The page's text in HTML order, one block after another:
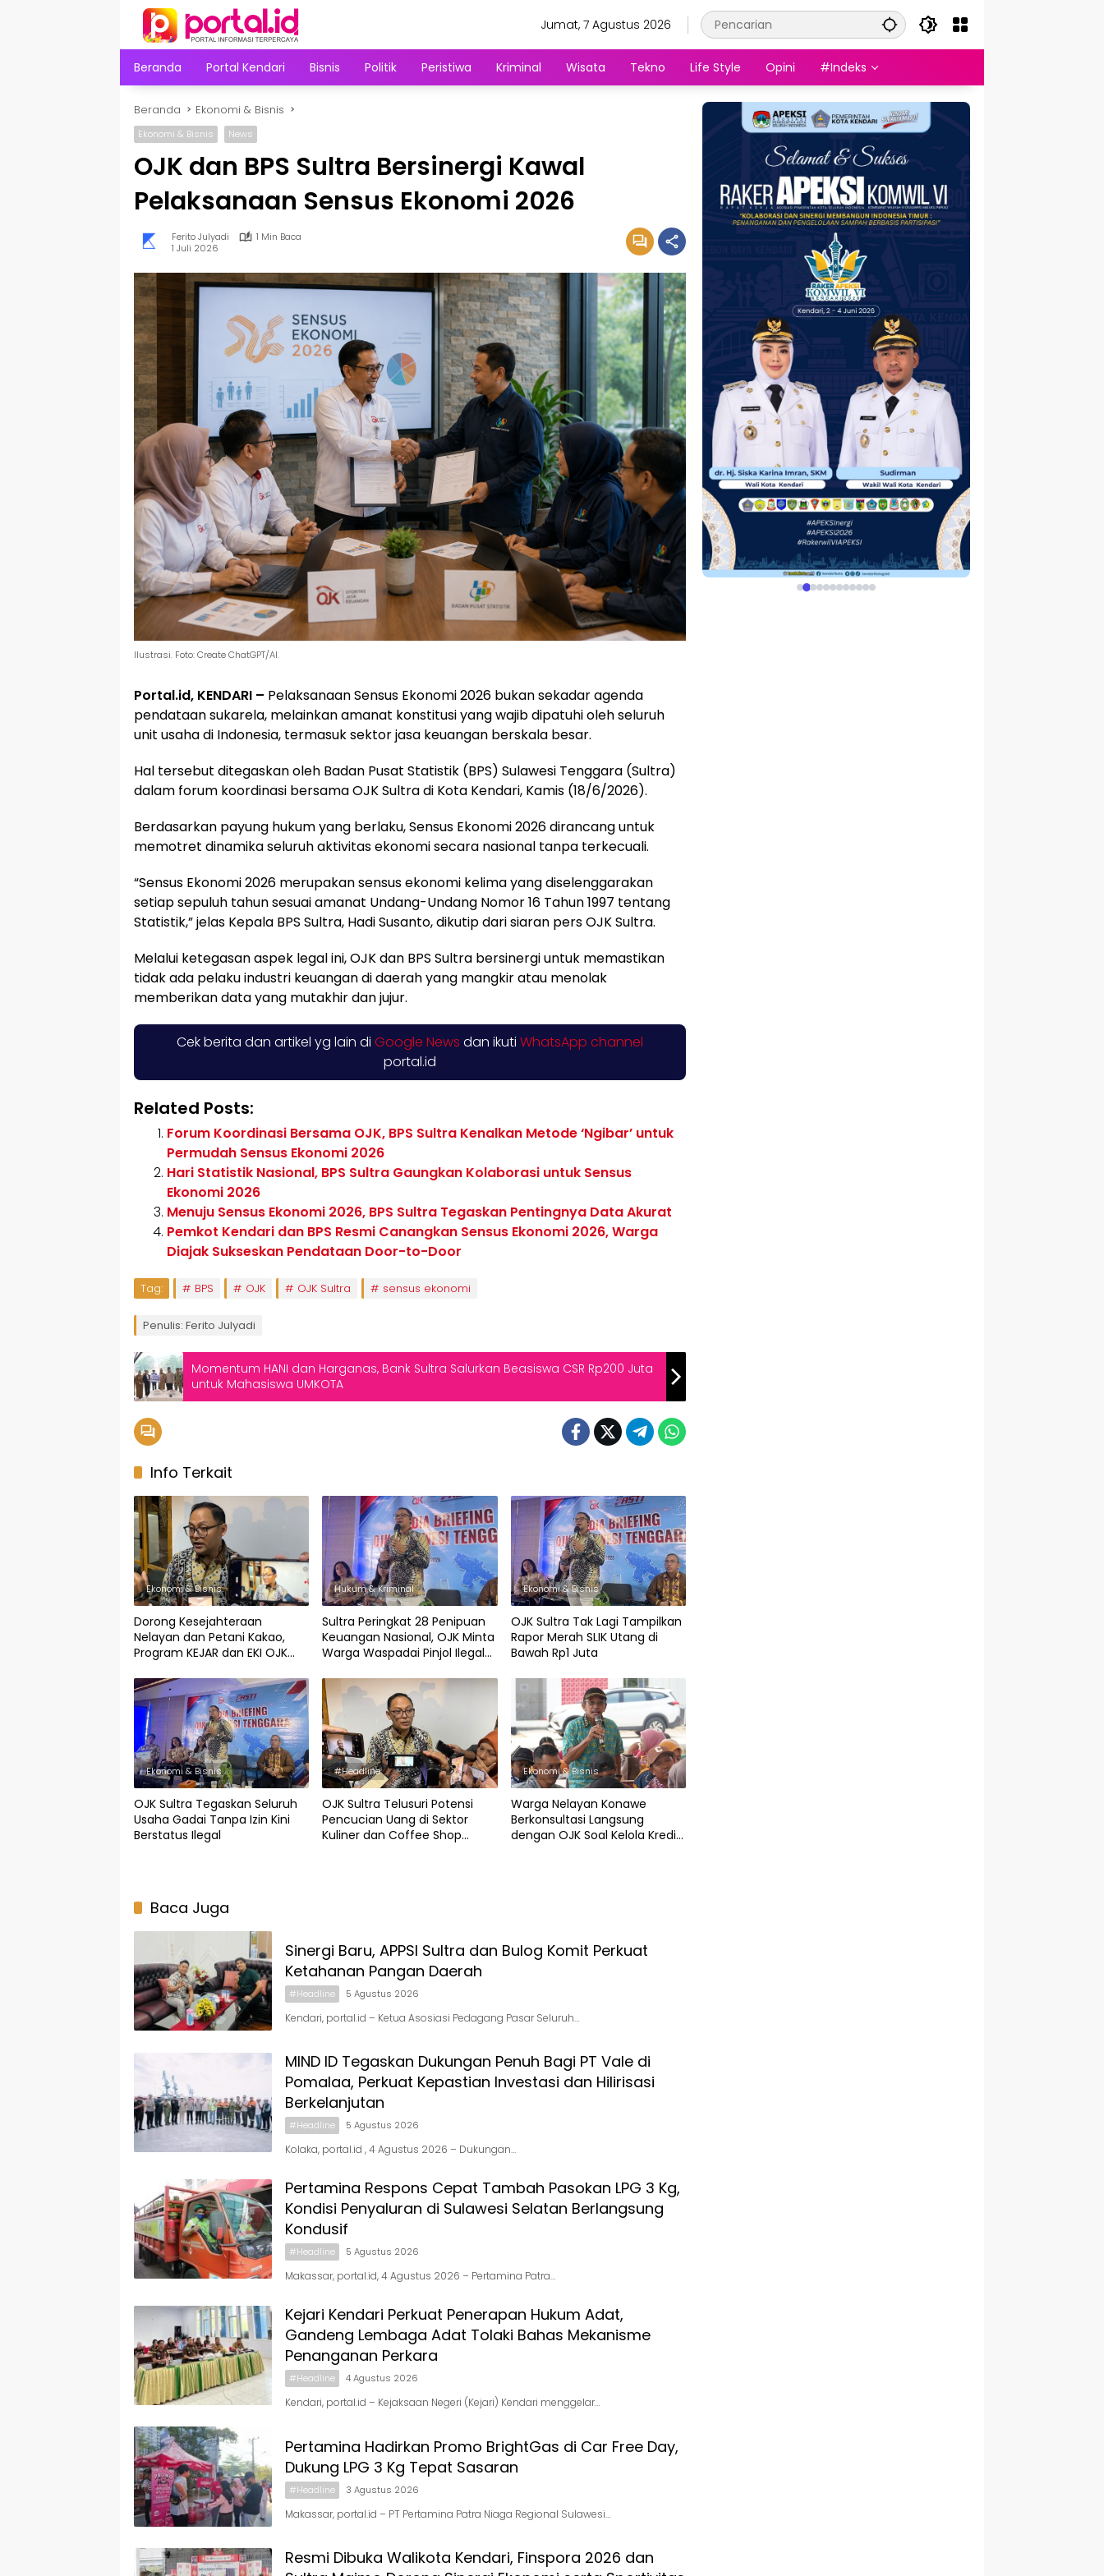
Jumat, 7 Agustus 2026
Beranda Portal Kendari Bisnis Politik Peristiwa Kriminal Wisata Tekno Life Style Opini #Indeks
Beranda Ekonomi & Bisnis
Ekonomi & Bisnis News
OJK dan BPS Sultra Bersinergi Kawal
Pelaksanaan Sensus Ekonomi 2026
Ferito Julyadi
1 Min Baca
1 Juli 2026
Ilustrasi. Foto: Create ChatGPT/AI.
Portal.id, KENDARI – Pelaksanaan Sensus Ekonomi 2026 bukan sekadar agenda
pendataan sukarela, melainkan amanat konstitusi yang wajib dipatuhi oleh seluruh
unit usaha di Indonesia, termasuk sektor jasa keuangan berskala besar.
Hal tersebut ditegaskan oleh Badan Pusat Statistik (BPS) Sulawesi Tenggara (Sultra)
dalam forum koordinasi bersama OJK Sultra di Kota Kendari, Kamis (18/6/2026).
Berdasarkan payung hukum yang berlaku, Sensus Ekonomi 2026 dirancang untuk
memotret dinamika seluruh aktivitas ekonomi secara nasional tanpa terkecuali.
“Sensus Ekonomi 2026 merupakan sensus ekonomi kelima yang diselenggarakan
setiap sepuluh tahun sesuai amanat Undang-Undang Nomor 16 Tahun 1997 tentang
Statistik,” jelas Kepala BPS Sultra, Hadi Susanto, dikutip dari siaran pers OJK Sultra.
Melalui ketegasan aspek legal ini, OJK dan BPS Sultra bersinergi untuk memastikan
tidak ada pelaku industri keuangan di daerah yang mangkir atau menolak
memberikan data yang mutakhir dan jujur.
Cek berita dan artikel yg lain di Google News dan ikuti WhatsApp channel
portal.id
Related Posts:
Forum Koordinasi Bersama OJK, BPS Sultra Kenalkan Metode ‘Ngibar’ untuk
Permudah Sensus Ekonomi 2026
Hari Statistik Nasional, BPS Sultra Gaungkan Kolaborasi untuk Sensus
Ekonomi 2026
Menuju Sensus Ekonomi 2026, BPS Sultra Tegaskan Pentingnya Data Akurat
Pemkot Kendari dan BPS Resmi Canangkan Sensus Ekonomi 2026, Warga
Diajak Sukseskan Pendataan Door-to-Door
Tag: BPS OJK OJK Sultra sensus ekonomi
Penulis: Ferito Julyadi
Momentum HANI dan Harganas, Bank Sultra Salurkan Beasiswa CSR Rp200 Juta
untuk Mahasiswa UMKOTA
Info Terkait
Ekonomi & Bisnis
Dorong Kesejahteraan
Nelayan dan Petani Kakao,
Program KEJAR dan EKI OJK
Hukum & Kriminal
Sultra Peringkat 28 Penipuan
Keuangan Nasional, OJK Minta
Warga Waspadai Pinjol Ilegal
Ekonomi & Bisnis
OJK Sultra Tak Lagi Tampilkan
Rapor Merah SLIK Utang di
Bawah Rp1 Juta
Ekonomi & Bisnis
OJK Sultra Tegaskan Seluruh
Usaha Gadai Tanpa Izin Kini
Berstatus Ilegal
#Headline
OJK Sultra Telusuri Potensi
Pencucian Uang di Sektor
Kuliner dan Coffee Shop
Ekonomi & Bisnis
Warga Nelayan Konawe
Berkonsultasi Langsung
dengan OJK Soal Kelola Kredit
Baca Juga
Sinergi Baru, APPSI Sultra dan Bulog Komit Perkuat
Ketahanan Pangan Daerah
#Headline 5 Agustus 2026
Kendari, portal.id – Ketua Asosiasi Pedagang Pasar Seluruh…
MIND ID Tegaskan Dukungan Penuh Bagi PT Vale di
Pomalaa, Perkuat Kepastian Investasi dan Hilirisasi
Berkelanjutan
#Headline 5 Agustus 2026
Kolaka, portal.id , 4 Agustus 2026 – Dukungan…
Pertamina Respons Cepat Tambah Pasokan LPG 3 Kg,
Kondisi Penyaluran di Sulawesi Selatan Berlangsung
Kondusif
#Headline 5 Agustus 2026
Makassar, portal.id, 4 Agustus 2026 – Pertamina Patra…
Kejari Kendari Perkuat Penerapan Hukum Adat,
Gandeng Lembaga Adat Tolaki Bahas Mekanisme
Penanganan Perkara
#Headline 4 Agustus 2026
Kendari, portal.id – Kejaksaan Negeri (Kejari) Kendari menggelar…
Pertamina Hadirkan Promo BrightGas di Car Free Day,
Dukung LPG 3 Kg Tepat Sasaran
#Headline 3 Agustus 2026
Makassar, portal.id – PT Pertamina Patra Niaga Regional Sulawesi…
Resmi Dibuka Walikota Kendari, Finspora 2026 dan